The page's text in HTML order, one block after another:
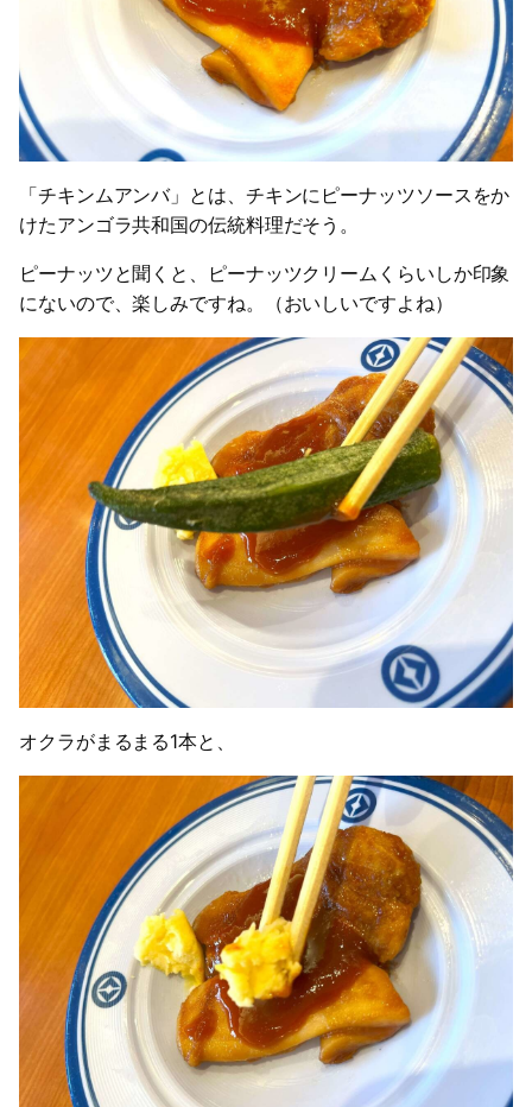
「チキンムアンバ」とは、チキンにピーナッツソースをか
けたアンゴラ共和国の伝統料理だそう。
ピーナッツと聞くと、ピーナッツクリームくらいしか印象
にないので、楽しみですね。（おいしいですよね）
オクラがまるまる1本と、